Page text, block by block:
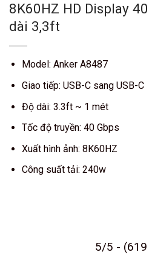
8K60HZ HD Display
dài 3,3ft
Model: Anker A8487
Giao tiếp: USB-C sang USB-C
Độ dài: 3.3ft ~ 1 mét
Tốc độ truyền: 40 Gbps
Xuất hình ảnh: 8K60HZ
Công suất tải: 240w
5/5 - (619